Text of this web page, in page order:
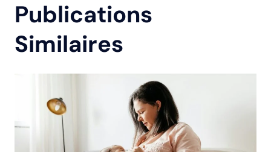
Publications
Similaires